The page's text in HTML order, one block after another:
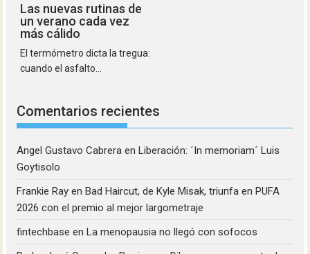
Las nuevas rutinas de
un verano cada vez
más cálido
El termómetro dicta la tregua:
cuando el asfalto...
Comentarios recientes
Angel Gustavo Cabrera enLiberación: ´In memoriam´ Luis
Goytisolo
Frankie Ray enBad Haircut, de Kyle Misak, triunfa en PUFA
2026 con el premio al mejor largometraje
fintechbase enLa menopausia no llegó con sofocos